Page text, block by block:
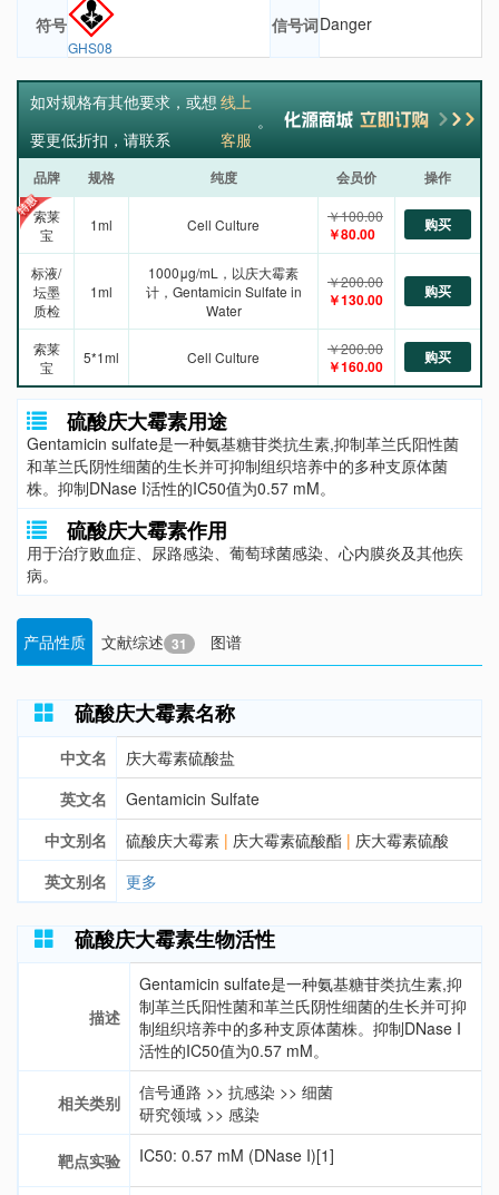
符号
GHS08
信号词Danger
如对规格有其他要求，或想
要更低折扣，请联系
线上
客服
。
品牌 规格 纯度 会员价 操作
索莱
宝
1ml Cell Culture ￥100.00
￥80.00 购买
标液/
坛墨
质检
1ml
1000μg/mL，以庆大霉素
计，Gentamicin Sulfate in
Water
￥200.00
￥130.00 购买
索莱
宝
5*1ml Cell Culture ￥200.00
￥160.00 购买
硫酸庆大霉素用途
Gentamicin sulfate是一种氨基糖苷类抗生素,抑制革兰氏阳性菌
和革兰氏阴性细菌的生长并可抑制组织培养中的多种支原体菌
株。抑制DNase I活性的IC50值为0.57 mM。
硫酸庆大霉素作用
用于治疗败血症、尿路感染、葡萄球菌感染、心内膜炎及其他疾
病。
产品性质 文献综述 31 图谱
硫酸庆大霉素名称
中文名
庆大霉素硫酸盐
英文名
Gentamicin Sulfate
中文别名
硫酸庆大霉素 | 庆大霉素硫酸酯 | 庆大霉素硫酸
英文别名
更多
硫酸庆大霉素生物活性
描述
Gentamicin sulfate是一种氨基糖苷类抗生素,抑
制革兰氏阳性菌和革兰氏阴性细菌的生长并可抑
制组织培养中的多种支原体菌株。抑制DNase I
活性的IC50值为0.57 mM。
相关类别 信号通路 >> 抗感染 >> 细菌
研究领域 >> 感染
靶点实验 IC50: 0.57 mM (DNase I)[1]